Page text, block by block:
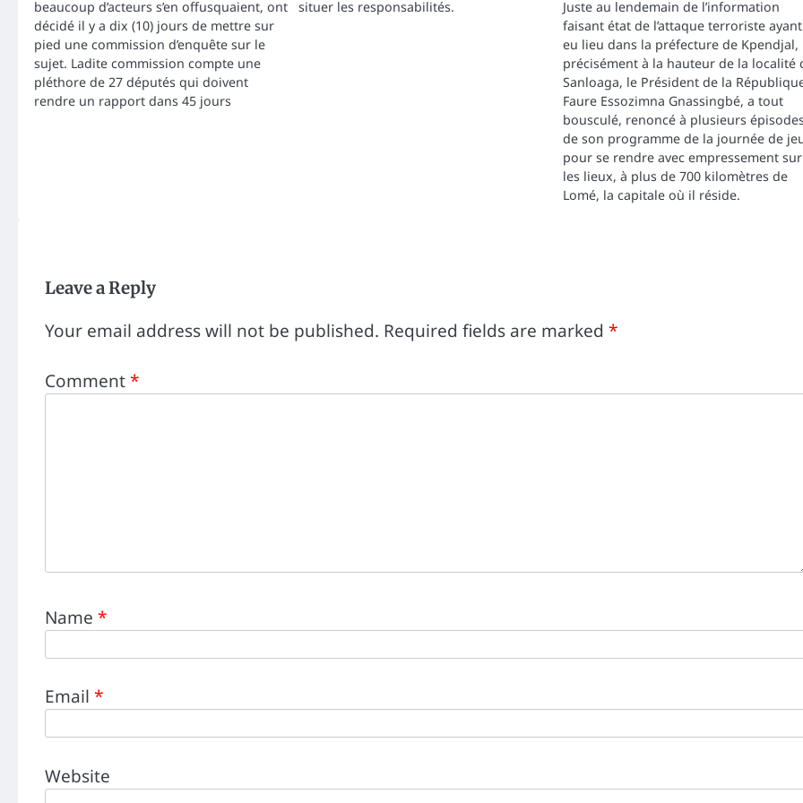
beaucoup d’acteurs s’en offusquaient, ont
décidé il y a dix (10) jours de mettre sur
pied une commission d’enquête sur le
sujet. Ladite commission compte une
pléthore de 27 députés qui doivent
rendre un rapport dans 45 jours
situer les responsabilités.
Juste au lendemain de l’information
faisant état de l’attaque terroriste ayant
eu lieu dans la préfecture de Kpendjal,
précisément à la hauteur de la localité
Sanloaga, le Président de la
Faure Essozimna Gnassingbé, a tout
bousculé, renoncé à plusieurs épisodes
de son programme de la journée de
pour se rendre avec empressement sur
les lieux, à plus de 700 kilomètres de
Lomé, la capitale où il réside.
Leave a Reply
Your email address will not be published. Required fields are marked *
Comment*
Name *
Email *
Website